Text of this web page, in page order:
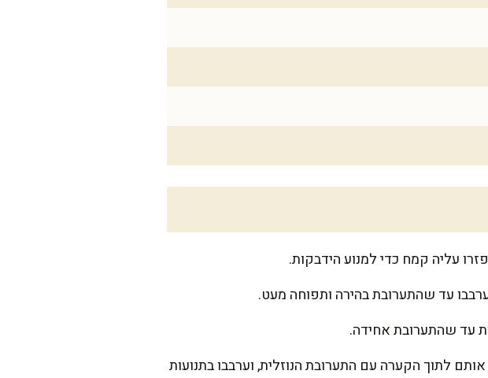
עד שהתערובת בהירה ותפוחה מעט.
עד שהתערובת אחידה.
לתוך הקערה עם התערובת הנוזלית, וערבבו בתנועות